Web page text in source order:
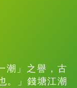
」之譽，古
。」錢塘江潮